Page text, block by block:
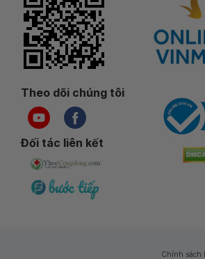
Theo dõi chúng tôi
Đối tác liên kết
Chính sách